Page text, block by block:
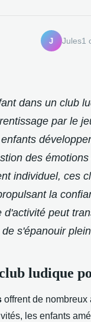
J Jules1
dans un club
par le
des
individuel, ces
la
d'activité peut
s'épanouir
ludique
offrent de
les enfants